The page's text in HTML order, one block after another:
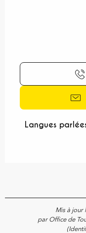
Langues
Langues
Mis à jour
par Office de